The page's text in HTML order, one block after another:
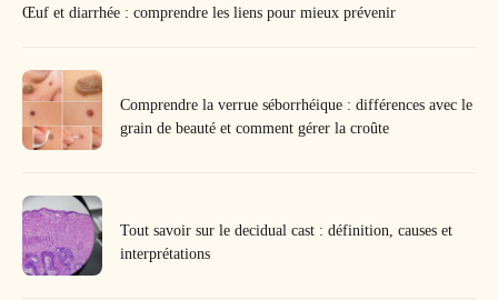
Œuf et diarrhée : comprendre les liens pour mieux prévenir
Comprendre la verrue séborrhéique : différences avec le
grain de beauté et comment gérer la croûte
Tout savoir sur le decidual cast : définition, causes et
interprétations